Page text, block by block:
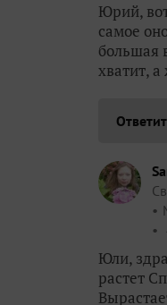
Юрий,
самое
большая
хватит, а
Юли,
растет